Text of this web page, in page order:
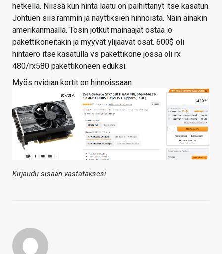
hetkellä. Niissä kun hinta laatu on päihittänyt itse kasatun.
Johtuen siis rammin ja näyttiksien hinnoista. Näin ainakin
amerikanmaalla. Tosin jotkut mainaajat ostaa jo
pakettikoneitakin ja myyvät ylijäävät osat. 600$ oli
hintaero itse kasatulla vs pakettikone jossa oli rx
480/rx580 pakettikoneen eduksi.
Myös nvidian kortit on hinnoissaan
Kirjaudu sisään vastataksesi